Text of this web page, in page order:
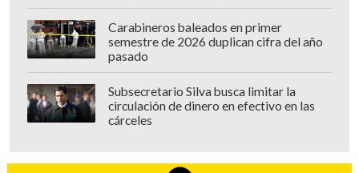
Carabineros baleados en primer
semestre de 2026 duplican cifra del año
pasado
Subsecretario Silva busca limitar la
circulación de dinero en efectivo en las
cárceles